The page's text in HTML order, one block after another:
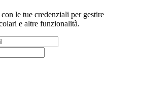
le tue credenziali per gestire
e altre funzionalità.